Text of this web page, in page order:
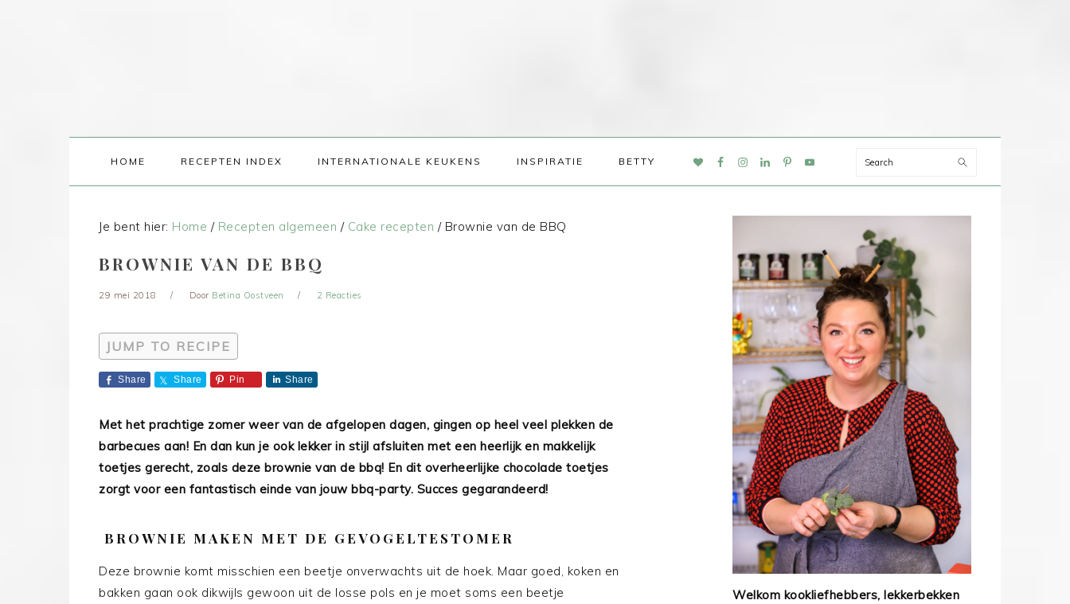
HOME RECEPTEN INDEX INTERNATIONALE KEUKENS INSPIRATIE BETTY
NAV
Search
Je bent hier: Home / Recepten algemeen / Cake recepten /Brownie van de BBQ
BROWNIE VAN DE BBQ
29 mei 2018 Door Betina Oostveen 2 Reacties
JUMP TO RECIPE
Share Share Pin Share
Met het prachtige zomer weer van de afgelopen dagen, gingen op heel veel plekken de
barbecues aan! En dan kun je ook lekker in stijl afsluiten met een heerlijk en makkelijk
toetjes gerecht, zoals deze brownie van de bbq! En dit overheerlijke chocolade toetjes
zorgt voor een fantastisch einde van jouw bbq-party. Succes gegarandeerd!
BROWNIE MAKEN MET DE GEVOGELTESTOMER
Deze brownie komt misschien een beetje onverwachts uit de hoek. Maar goed, koken en
bakken gaan ook dikwijls gewoon uit de losse pols en je moet soms een beetje
Welkom kookliefhebbers, lekkerbekken